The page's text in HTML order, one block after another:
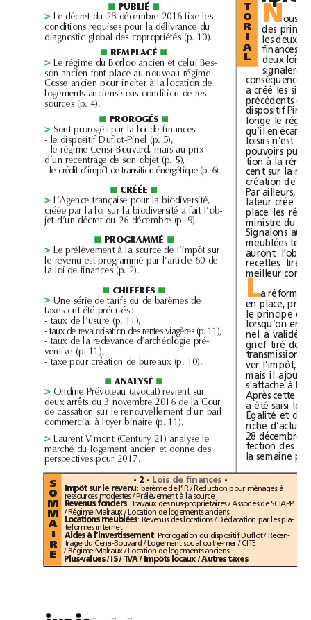
publié
> Le décret du 28
décem b re 2016 fixe l
es
con
d itions requises pour la dél ivrance du
d iagnostic gl
ob
a l d es copropriétés (p.10).
remplacé
> Le régime du Bor
l oo ancien et ce l ui Bes-
son ancien font p ace au nouveau régime
Cosse ancien pour inciter à la l ocation de
l ogements anciens sous con d ition de res-
sources (p.4).
prorogés
> Sont prorogés par la l oi de finances
- e d ispositif Dufl
ot-Pine (p.5),
- le régime Censi-Bouvar d , mais au prix
d ’un recentrage de son ob jet (p.5),
- le créd it d ’impôt de transition énergétique (p.6).
créée
> L’Agence française pour la bio
d iversité,
créée par a oi sur a bio
d iversité a fait ’o -
jet d ’un décret du 26
décem b re (p.9).
programmé
> Le prélèvement à la source de l ’impôt sur
e revenu est programmé par ’artic e 60 de
la l oi de finances (p.2).
chiffrés
> Une série de tarifs ou de b arèmes de
taxes ont été
précisés:
-
taux de l ’usure (p.11),
- taux de reva l orisation d es rentes viagères (p.11),
- taux de la re d evance d’arc
héo
l ogie
pré-
ventive
(p.11),
- taxe pour création de b ureaux (p.10).
analysé
> On d ine Prévoteau (avocat) revient sur
d eux arrêts du 3novem b re2016 de a Cour
de cassation sur le renouve ll ement d ’un bai l
commercia l à l oyer b inaire (p.11).
> Laurent Vimont (Century 21) ana l yse le
marc hé du ogement ancien et d onne d es
perspectives pour 2017.
N ous
des
les deux
finances
deux lois
signalera
a créé les
précédents
dispositif
longe le
qu’il en
loisirs
n’est
pouvoirs
tion à la
cent
sur la
création de
Par
ailleurs,
lateur
crée
place les
ministre
du
Signalons
meublées
auront
recettes
meilleur
La
en
place,
le
principe
lorsqu’on
a
validé
grief
tiré de
transmission
ver l’impôt,
mais
il
s'attache à
Après
cette
a
été saisi le
Égalité et
riche
28décembre
tection des
la semaine
- 2 - Lois de finances -
Impôt sur le revenu: barème de l’IR/ Réduction pour ménages à
ressources
modestes/ Prélèvementà la source
Revenus fonciers: Travaux des nus-propriétaires/ Associés de
SCIAPP
/
Régime Malraux/ Location de logements anciens
Locations meublées: Revenus des locations/ Déclaration par les pla-
teformes internet
Aides à l’investissement: Prorogation du dispositif Duflot/
Recen-
trage du Censi-Bouvard / Logement social outre-mer/
CITE
/
Régime Malraux/ Location de logements anciens
Plus-values/ IS/ TVA/ Impôts locaux/ Autres taxes
S
O
M
M
A
R
E
T
O
R
A
L